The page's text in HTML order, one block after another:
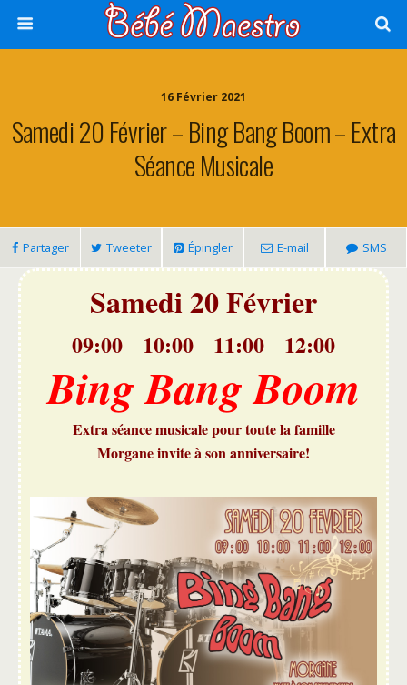
16 Février 2021
Samedi 20 Février – Bing Bang Boom – Extra
Séance Musicale
Partager Tweeter Épingler E-mail SMS
Samedi 20 Février
09:00 10:00 11:00 12:00
Bing Bang Boom
Extra séance musicale pour toute la famille
Morgane invite à son anniversaire!